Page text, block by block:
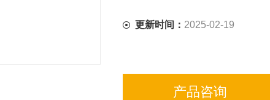
更新时间： 2025-02-19
产品咨询